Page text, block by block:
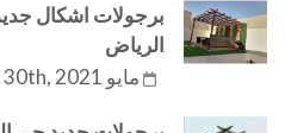
الرياض
مايو 30th, 2021